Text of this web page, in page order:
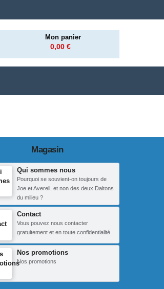
Mon panier
0,00 €
Magasin
Qui sommes nous
Pourquoi se souvient-on toujours de
Joe et Averell, et non des deux Daltons
du milieu ?
Contact
Vous pouvez nous contacter
gratuitement et en toute confidentialité.
Nos promotions
Nos promotions